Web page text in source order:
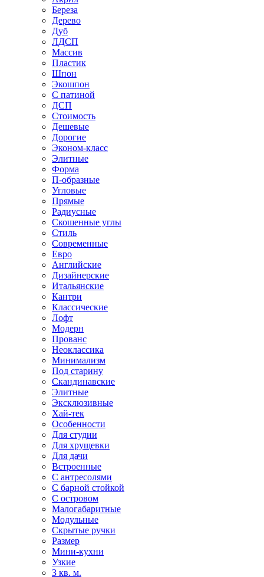
Береза
Дерево
Дуб
ЛДСП
Массив
Пластик
Шпон
Экошпон
С патиной
ДСП
Стоимость
Дешевые
Дорогие
Эконом-класс
Элитные
Форма
П-образные
Угловые
Прямые
Радиусные
Скошенные углы
Стиль
Современные
Евро
Английские
Дизайнерские
Итальянские
Кантри
Классические
Лофт
Модерн
Прованс
Неоклассика
Минимализм
Под старину
Скандинавские
Элитные
Эксклюзивные
Хай-тек
Особенности
Для студии
Для хрущевки
Для дачи
Встроенные
С антресолями
С барной стойкой
С островом
Малогабаритные
Модульные
Скрытые ручки
Размер
Мини-кухни
Узкие
3 кв. м.